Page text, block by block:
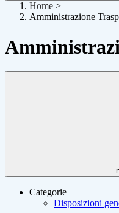
Home >
Amministrazione
Categorie
Disposizioni